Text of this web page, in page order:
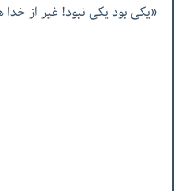
«یکی بود یکی نبود! غیر از